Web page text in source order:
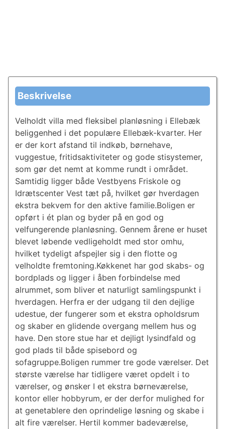
Beskrivelse
Velholdt villa med fleksibel planløsning i Ellebæk
beliggenhed i det populære Ellebæk-kvarter. Her
er der kort afstand til indkøb, børnehave,
vuggestue, fritidsaktiviteter og gode stisystemer,
som gør det nemt at komme rundt i området.
Samtidig ligger både Vestbyens Friskole og
Idrætscenter Vest tæt på, hvilket gør hverdagen
ekstra bekvem for den aktive familie.Boligen er
opført i ét plan og byder på en god og
velfungerende planløsning. Gennem årene er huset
blevet løbende vedligeholdt med stor omhu,
hvilket tydeligt afspejler sig i den flotte og
velholdte fremtoning.Køkkenet har god skabs- og
bordplads og ligger i åben forbindelse med
alrummet, som bliver et naturligt samlingspunkt i
hverdagen. Herfra er der udgang til den dejlige
udestue, der fungerer som et ekstra opholdsrum
og skaber en glidende overgang mellem hus og
have. Den store stue har et dejligt lysindfald og
god plads til både spisebord og
sofagruppe.Boligen rummer tre gode værelser. Det
største værelse har tidligere været opdelt i to
værelser, og ønsker I et ekstra børneværelse,
kontor eller hobbyrum, er der derfor mulighed for
at genetablere den oprindelige løsning og skabe i
alt fire værelser. Hertil kommer badeværelse,